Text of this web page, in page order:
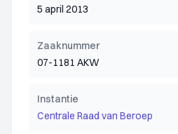
5 april 2013
Zaaknummer
07-1181 AKW
Instantie
Centrale Raad van Beroep